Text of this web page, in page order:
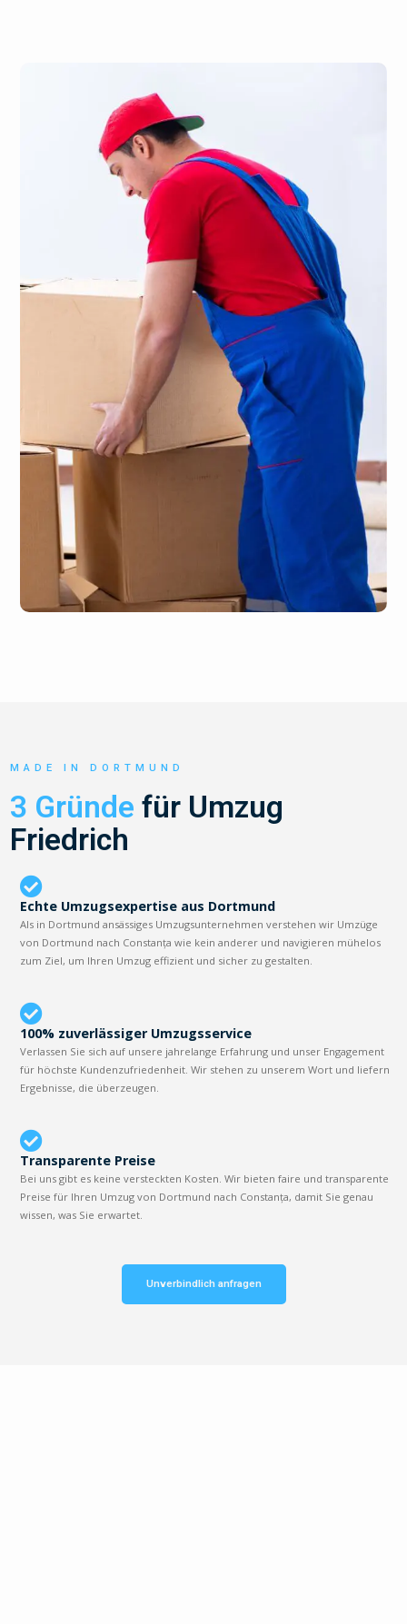
MADE IN DORTMUND
3 Gründe für Umzug
Friedrich
Echte Umzugsexpertise aus Dortmund
Als in Dortmund ansässiges Umzugsunternehmen verstehen wir Umzüge
von Dortmund nach Constanța wie kein anderer und navigieren mühelos
zum Ziel, um Ihren Umzug effizient und sicher zu gestalten.
100% zuverlässiger Umzugsservice
Verlassen Sie sich auf unsere jahrelange Erfahrung und unser Engagement
für höchste Kundenzufriedenheit. Wir stehen zu unserem Wort und liefern
Ergebnisse, die überzeugen.
Transparente Preise
Bei uns gibt es keine versteckten Kosten. Wir bieten faire und transparente
Preise für Ihren Umzug von Dortmund nach Constanța, damit Sie genau
wissen, was Sie erwartet.
Unverbindlich anfragen